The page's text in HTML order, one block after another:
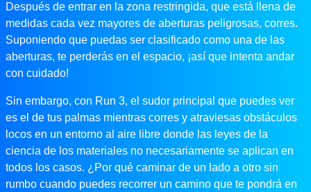
Después de entrar en la zona restringida, que está llena de
medidas cada vez mayores de aberturas peligrosas, corres.
Suponiendo que puedas ser clasificado como una de las
aberturas, te perderás en el espacio, ¡así que intenta andar
con cuidado!
Sin embargo, con Run 3, el sudor principal que puedes ver
es el de tus palmas mientras corres y atraviesas obstáculos
locos en un entorno al aire libre donde las leyes de la
ciencia de los materiales no necesariamente se aplican en
todos los casos. ¿Por qué caminar de un lado a otro sin
rumbo cuando puedes recorrer un camino que te pondrá en